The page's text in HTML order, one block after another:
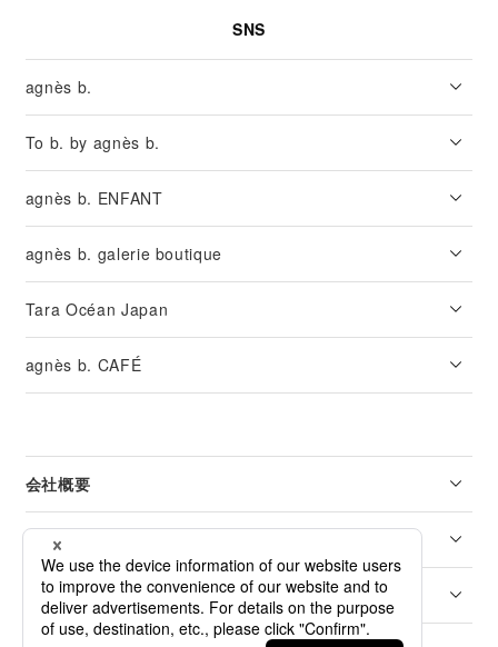
SNS
agnès b.
To b. by agnès b.
agnès b. ENFANT
agnès b. galerie boutique
Tara Océan Japan
agnès b. CAFÉ
会社概要
リーガル
カスタマーサービス